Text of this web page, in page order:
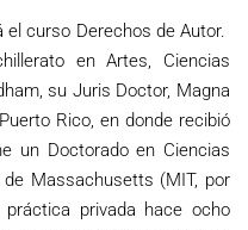
curso Derechos de Autor.
en Artes, Ciencias
su Juris Doctor, Magna
Rico, en donde recibió
un Doctorado en Ciencias
Massachusetts (MIT, por
privada hace ocho